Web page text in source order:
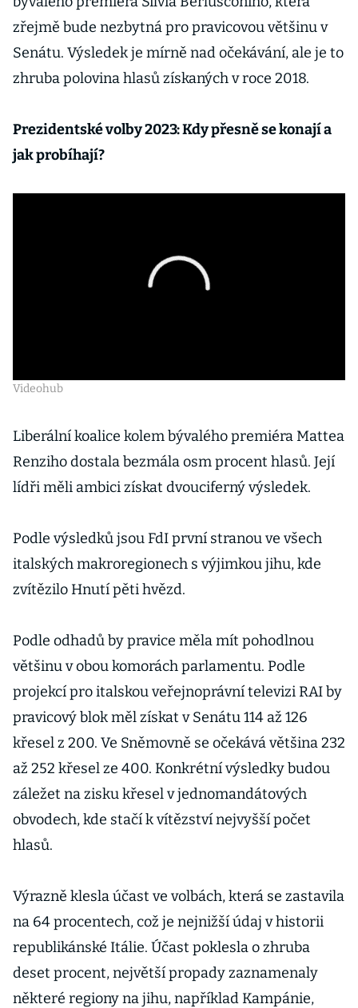
zřejmě bude nezbytná pro pravicovou většinu v
Senátu. Výsledek je mírně nad očekávání, ale je to
zhruba polovina hlasů získaných v roce 2018.
Prezidentské volby 2023: Kdy přesně se konají a
jak probíhají?
Videohub
Liberální koalice kolem bývalého premiéra Mattea
Renziho dostala bezmála osm procent hlasů. Její
lídři měli ambici získat dvouciferný výsledek.
Podle výsledků jsou FdI první stranou ve všech
italských makroregionech s výjimkou jihu, kde
zvítězilo Hnutí pěti hvězd.
Podle odhadů by pravice měla mít pohodlnou
většinu v obou komorách parlamentu. Podle
projekcí pro italskou veřejnoprávní televizi RAI by
pravicový blok měl získat v Senátu 114 až 126
křesel z 200. Ve Sněmovně se očekává většina 232
až 252 křesel ze 400. Konkrétní výsledky budou
záležet na zisku křesel v jednomandátových
obvodech, kde stačí k vítězství nejvyšší počet
hlasů.
Výrazně klesla účast ve volbách, která se zastavila
na 64 procentech, což je nejnižší údaj v historii
republikánské Itálie. Účast poklesla o zhruba
deset procent, největší propady zaznamenaly
některé regiony na jihu, například Kampánie,